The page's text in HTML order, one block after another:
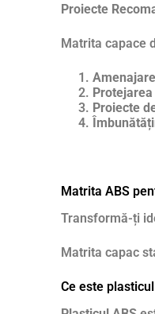
Proiecte
Matrita capace
Proiecte
Matrita ABS
Transformă-ți
Matrita capac
Ce este